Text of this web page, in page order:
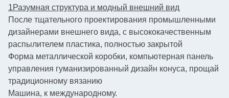
1Разумная структура и модный внешний вид
После тщательного проектирования промышленными
дизайнерами внешнего вида, с высококачественным
распылителем пластика, полностью закрытой
Форма металлической коробки, компьютерная панель
управления гуманизированный дизайн конуса, прощай
традиционному вязанию
Машина, к международному.